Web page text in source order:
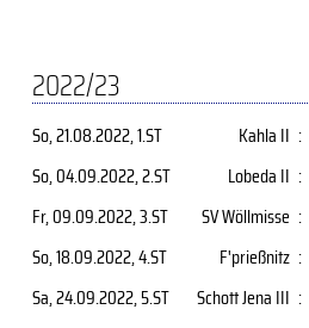
2022/23
So, 21.08.2022, 1.ST Kahla II :
So, 04.09.2022, 2.ST Lobeda II :
Fr, 09.09.2022, 3.ST SV Wöllmisse :
So, 18.09.2022, 4.ST F'prießnitz :
Sa, 24.09.2022, 5.ST Schott Jena III :